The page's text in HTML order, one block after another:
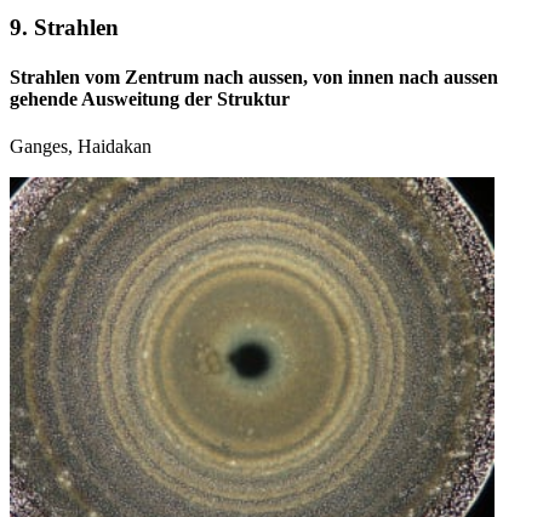
9. Strahlen
Strahlen vom Zentrum nach aussen, von innen nach aussen
gehende Ausweitung der Struktur
Ganges, Haidakan